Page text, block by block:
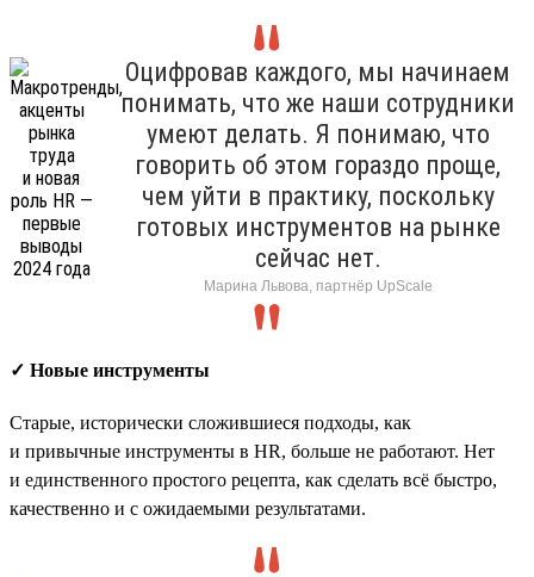
Оцифровав каждого, мы начинаем
понимать, что же наши сотрудники
умеют делать. Я понимаю, что
говорить об этом гораздо проще,
чем уйти в практику, поскольку
готовых инструментов на рынке
сейчас нет.
Марина Львова, партнёр UpScale
✓ Новые инструменты
Старые, исторически сложившиеся подходы, как
и привычные инструменты в HR, больше не работают. Нет
и единственного простого рецепта, как сделать всё быстро,
качественно и с ожидаемыми результатами.